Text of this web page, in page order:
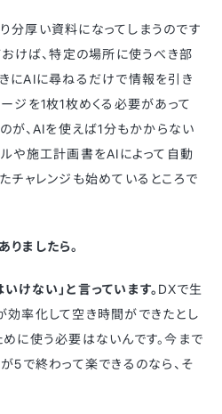
分厚い資料になってしまうのです
けば、特定の場所に使うべき部
にAIに尋ねるだけで情報を引き
ジを1枚1枚めくる必要があって
が、AIを使えば1分もかからない
や施工計画書をAIによって自動
チャレンジも始めているところで
ましたら。
けない」と言っています。 DXで生
効率化して空き時間ができたとし
に使う必要はないんです。今まで
5で終わって楽できるのなら、そ